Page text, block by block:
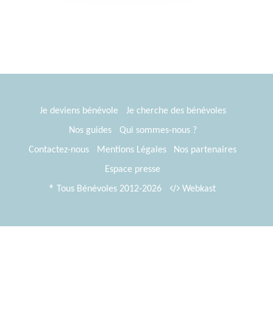
Je deviens bénévole
Je cherche des bénévoles
Nos guides
Qui sommes-nous ?
Contactez-nous
Mentions Légales
Nos partenaires
Espace presse
® Tous Bénévoles 2012-2026
Webkast